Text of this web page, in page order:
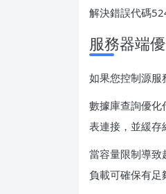
解決錯誤代碼
服務器端
如果您控制源
數據庫查詢優化
表連接，並緩存
當容量限制導致
負載可確保有